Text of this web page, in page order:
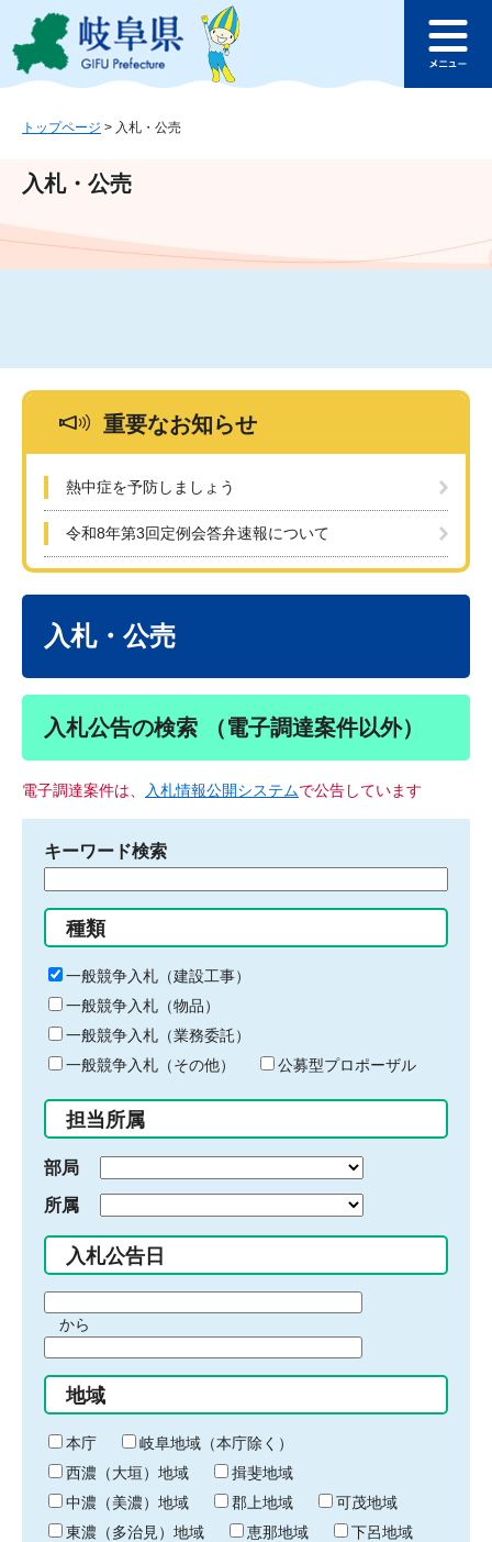
ジ
ュ
文
このページの本文へ
ュ
トップページ > 入札・公売
入札・公売
重要なお知らせ
熱中症を予防しましょう
令和8年第3回定例会答弁速報について
入札・公売
入札公告の検索 （電子調達案件以外）
電子調達案件は、 入札情報公開システムで公告しています
キーワード検索
る
キ
ー
ワ
ー
ド
入
力
種類
一般競争入札（建設工事）
一般競争入札（物品）
一般競争入札（業務委託）
一般競争入札（その他）
公募型プロポーザル
担当所属
部局
所属
入札公告日
間
始
り
から
間
終
わ
り
地域
本庁
岐阜地域（本庁除く）
西濃（大垣）地域
揖斐地域
中濃（美濃）地域
郡上地域
可茂地域
東濃（多治見）地域
恵那地域
下呂地域